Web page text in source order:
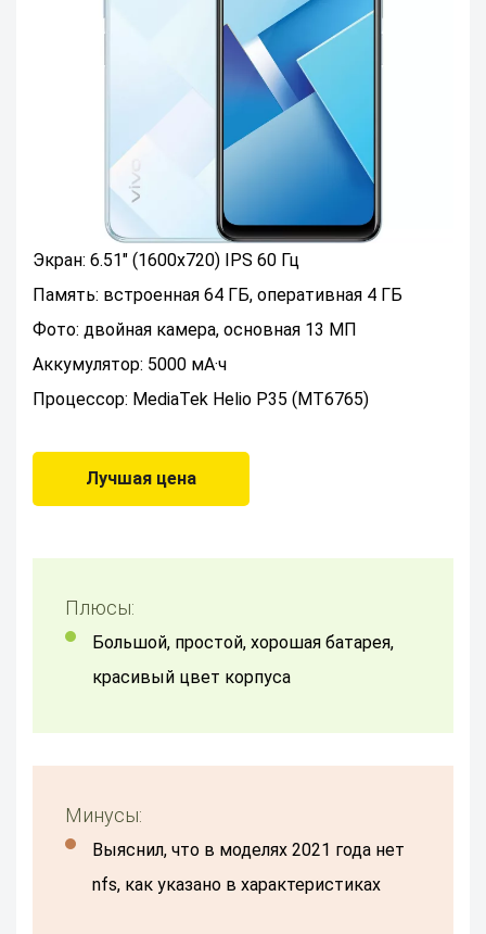
Экран: 6.51" (1600x720) IPS 60 Гц
Память: встроенная 64 ГБ, оперативная 4 ГБ
Фото: двойная камера, основная 13 МП
Аккумулятор: 5000 мА·ч
Процессор: MediaTek Helio P35 (MT6765)
Лучшая цена
Плюсы:
Большой, простой, хорошая батарея,
красивый цвет корпуса
Минусы:
выяснил, что в моделях 2021 года нет
nfs, как указано в характеристиках